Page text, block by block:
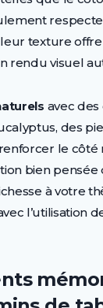
leur texture
rendu visuel
avec
des
le côté
bien pensée
à votre
l’utilisation